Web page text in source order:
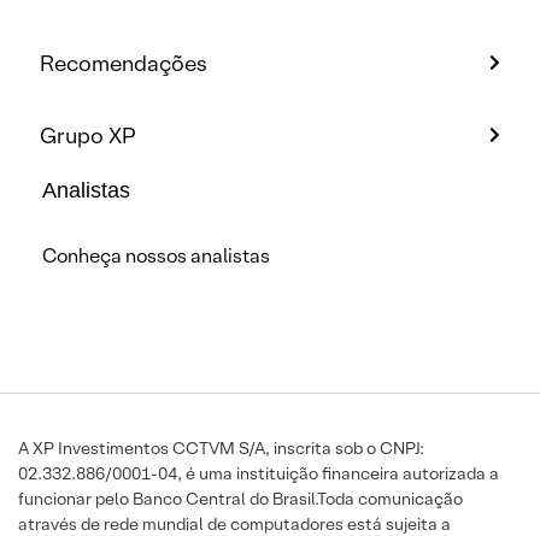
Recomendações
Grupo XP
Analistas
Conheça nossos analistas
A XP Investimentos CCTVM S/A, inscrita sob o CNPJ:
02.332.886/0001-04, é uma instituição financeira autorizada a
funcionar pelo Banco Central do Brasil.Toda comunicação
através de rede mundial de computadores está sujeita a